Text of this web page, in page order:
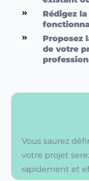
Rédigez
Proposez
de votre
Vous saurez
votre projet
rapidement et